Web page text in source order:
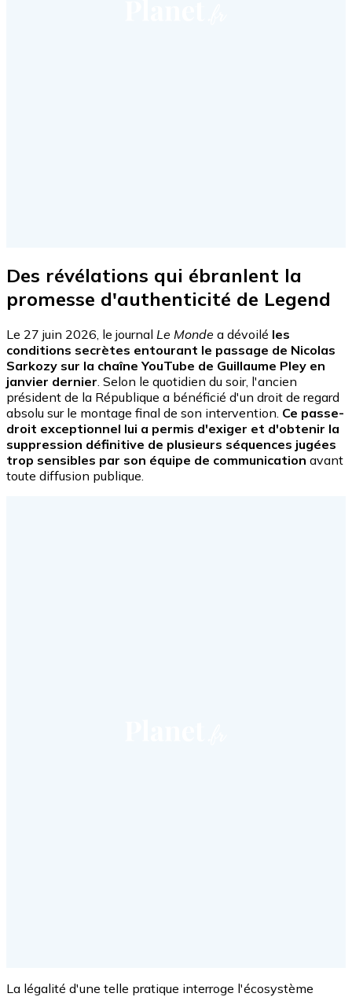
Des révélations qui ébranlent la
promesse d'authenticité de Legend
Le 27 juin 2026, le journal Le Monde a dévoilé les
conditions secrètes entourant le passage de Nicolas
Sarkozy sur la chaîne YouTube de Guillaume Pley en
janvier dernier . Selon le quotidien du soir, l'ancien
président de la République a bénéficié d'un droit de regard
absolu sur le montage final de son intervention. Ce passe-
droit exceptionnel lui a permis d'exiger et d'obtenir la
suppression définitive de plusieurs séquences jugées
trop sensibles par son équipe de communication avant
toute diffusion publique.
La légalité d'une telle pratique interroge l'écosystème